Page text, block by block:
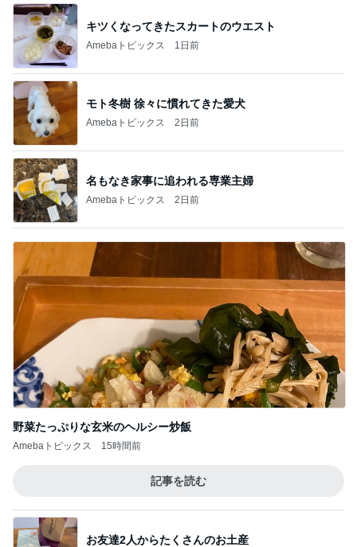
キツくなってきたスカートのウエスト
Amebaトピックス 1日前
モト冬樹 徐々に慣れてきた愛犬
Amebaトピックス 2日前
名もなき家事に追われる専業主婦
Amebaトピックス 2日前
野菜たっぷりな玄米のヘルシー炒飯
Amebaトピックス 15時間前
記事を読む
お友達2人からたくさんのお土産